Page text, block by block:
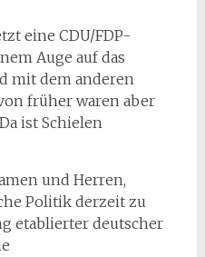
eine CDU/FDP-
Auge auf das
mit dem anderen
früher waren aber
ist Schielen
und Herren,
Politik derzeit zu
etablierter deutscher